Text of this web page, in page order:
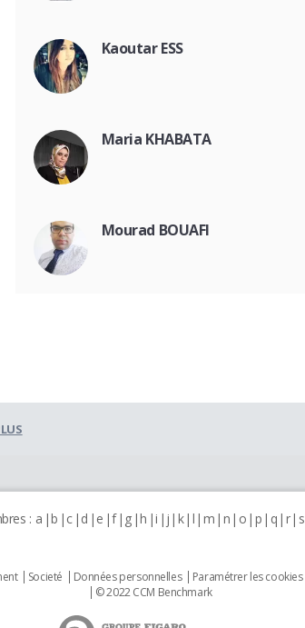
Kaoutar ESS
Maria KHABATA
Mourad BOUAFI
: a b c d e f g h i j k l m n o p q r s
Societé Données personnelles Paramétrer les cookies
© 2022 CCM Benchmark